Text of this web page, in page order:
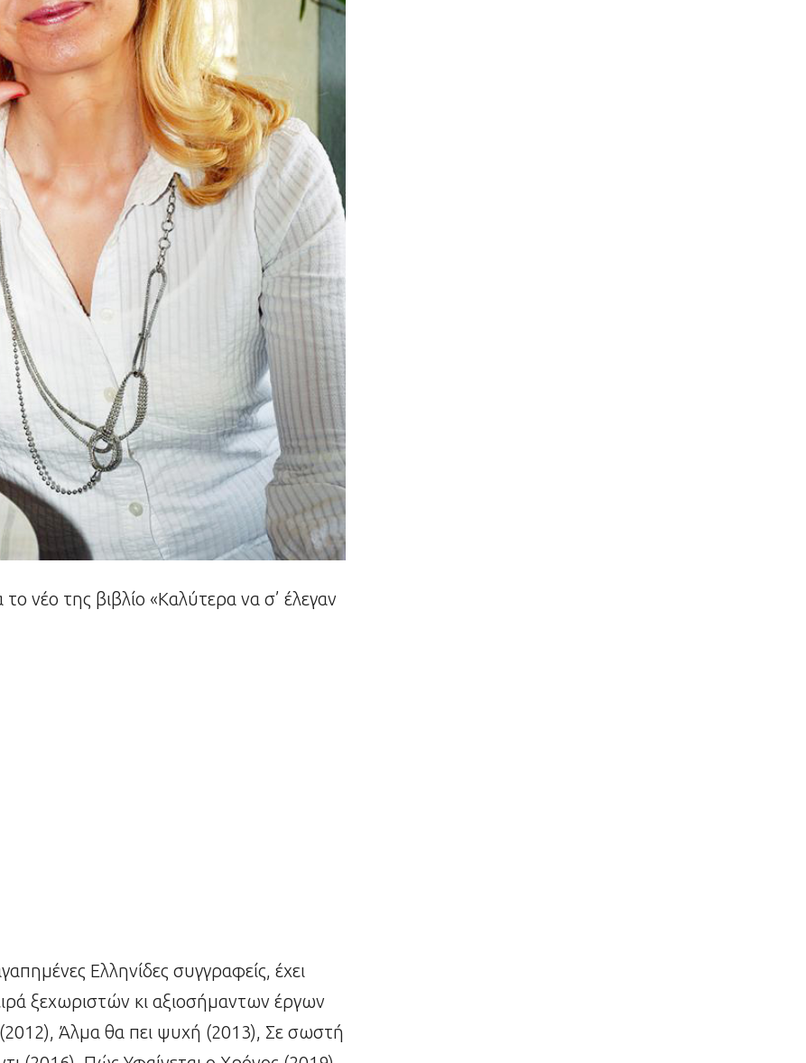
νέο της βιβλίο «Καλύτερα να σ’ έλεγαν
Ελληνίδες συγγραφείς, έχει
ξεχωριστών κι αξιοσήμαντων έργων
Άλμα θα πει ψυχή (2013), Σε σωστή